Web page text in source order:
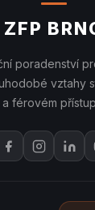
ZFP
poradenství
vztahy
a férovém